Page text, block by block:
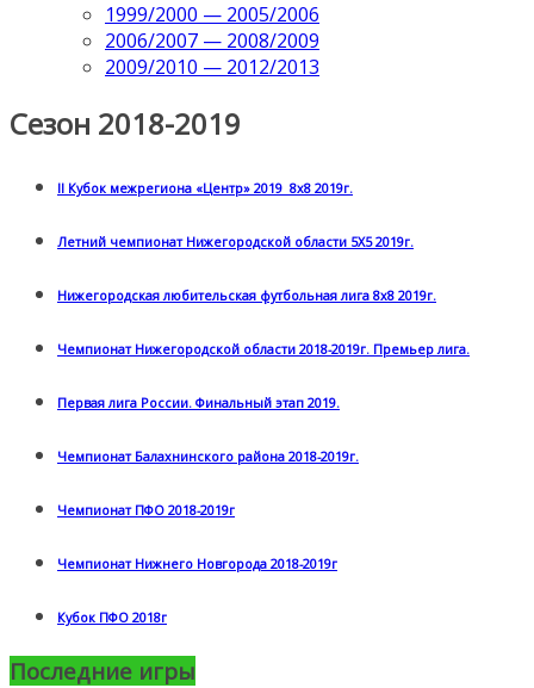
1999/2000 — 2005/2006
2006/2007 — 2008/2009
2009/2010 — 2012/2013
Сезон 2018-2019
II Кубок межрегиона «Центр» 2019 8х8 2019г.
Летний чемпионат Нижегородской области 5Х5 2019г.
Нижегородская любительская футбольная лига 8х8 2019г.
Чемпионат Нижегородской области 2018-2019г. Премьер лига.
Первая лига России. Финальный этап 2019.
Чемпионат Балахнинского района 2018-2019г.
Чемпионат ПФО 2018-2019г
Чемпионат Нижнего Новгорода 2018-2019г
Кубок ПФО 2018г
Последние игры